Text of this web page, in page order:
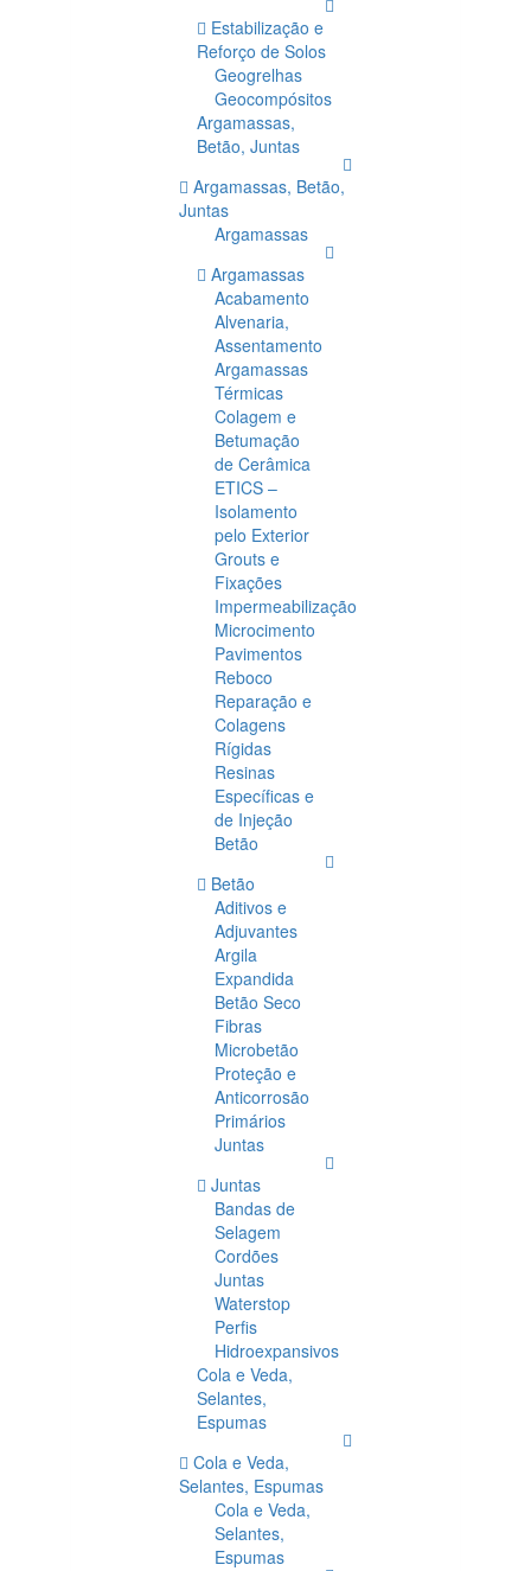
Estabilização e
Reforço de Solos
Geogrelhas
Geocompósitos
Argamassas,
Betão, Juntas
Argamassas, Betão,
Juntas
Argamassas
Argamassas
Acabamento
Alvenaria,
Assentamento
Argamassas
Térmicas
Colagem e
Betumação
de Cerâmica
ETICS –
Isolamento
pelo Exterior
Grouts e
Fixações
Impermeabilização
Microcimento
Pavimentos
Reboco
Reparação e
Colagens
Rígidas
Resinas
Específicas e
de Injeção
Betão
Betão
Aditivos e
Adjuvantes
Argila
Expandida
Betão Seco
Fibras
Microbetão
Proteção e
Anticorrosão
Primários
Juntas
Juntas
Bandas de
Selagem
Cordões
Juntas
Waterstop
Perfis
Hidroexpansivos
Cola e Veda,
Selantes,
Espumas
Cola e Veda,
Selantes, Espumas
Cola e Veda,
Selantes,
Espumas